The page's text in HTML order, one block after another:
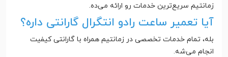
زمانتیم سریع‌ترین خدمات رو ارائه می‌ده.
آیا تعمیر ساعت رادو انتگرال گارانتی داره؟
بله، تمام خدمات تخصصی در زمانتیم همراه با گارانتی کیفیت
انجام می‌شه.